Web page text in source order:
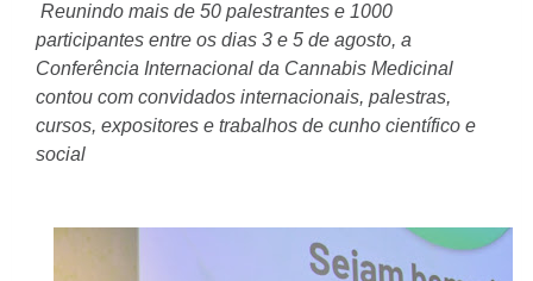
Reunindo mais de 50 palestrantes e 1000
participantes entre os dias 3 e 5 de agosto, a
Conferência Internacional da Cannabis Medicinal
contou com convidados internacionais, palestras,
cursos, expositores e trabalhos de cunho científico e
social